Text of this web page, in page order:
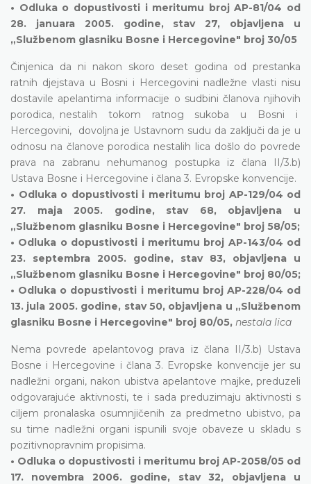
• Odluka o dopustivosti i meritumu broj AP-81/04 od
28. januara 2005. godine, stav 27, objavljena u
„Službenom glasniku Bosne i Hercegovine" broj 30/05
Činjenica da ni nakon skoro deset godina od prestanka
ratnih djejstava u Bosni i Hercegovini nadležne vlasti nisu
dostavile apelantima informacije o sudbini članova njihovih
porodica, nestalih tokom ratnog sukoba u Bosni i
Hercegovini, dovoljna je Ustavnom sudu da zaključi da je u
odnosu na članove porodica nestalih lica došlo do povrede
prava na zabranu nehumanog postupka iz člana II/3.b)
Ustava Bosne i Hercegovine i člana 3. Evropske konvencije.
• Odluka o dopustivosti i meritumu broj AP-129/04 od
27. maja 2005. godine, stav 68, objavljena u
„Službenom glasniku Bosne i Hercegovine" broj 58/05;
• Odluka o dopustivosti i meritumu broj AP-143/04 od
23. septembra 2005. godine, stav 83, objavljena u
„Službenom glasniku Bosne i Hercegovine" broj 80/05;
• Odluka o dopustivosti i meritumu broj AP-228/04 od
13. jula 2005. godine, stav 50, objavljena u „Službenom
glasniku Bosne i Hercegovine" broj 80/05, nestala lica
Nema povrede apelantovog prava iz člana II/3.b) Ustava
Bosne i Hercegovine i člana 3. Evropske konvencije jer su
nadležni organi, nakon ubistva apelantove majke, preduzeli
odgovarajuće aktivnosti, te i sada preduzimaju aktivnosti s
ciljem pronalaska osumnjičenih za predmetno ubistvo, pa
su time nadležni organi ispunili svoje obaveze u skladu s
pozitivnopravnim propisima.
• Odluka o dopustivosti i meritumu broj AP-2058/05 od
17. novembra 2006. godine, stav 32, objavljena u